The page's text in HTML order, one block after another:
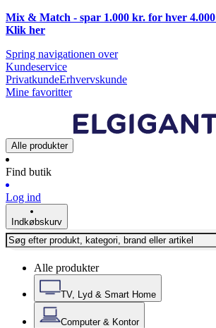
Mix & Match - spar 1.000 kr. for hver
Klik her
Spring navigationen over
Kundeservice
PrivatkundeErhvervskunde
Mine favoritter
Alle produkter
Find butik
Log ind
Indkøbskurv
Alle produkter
TV, Lyd & Smart Home
Computer & Kontor